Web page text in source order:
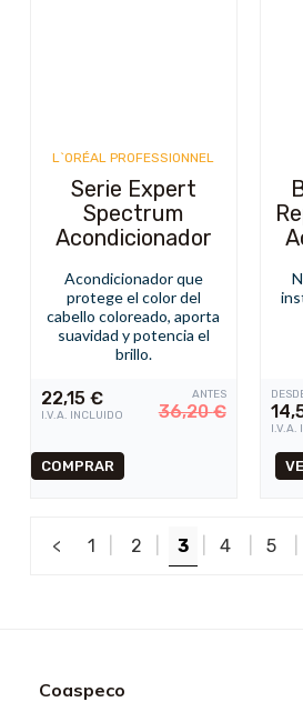
L`ORÉAL PROFESSIONNEL
Serie Expert
Spectrum
Acondicionador
Acondicionador que
protege el color del
cabello coloreado, aporta
suavidad y potencia el
brillo.
22,15€
I.V.A. INCLUIDO
ANTES
36,20€
I.V.A.
< 1 2 3 4 5
Coaspeco